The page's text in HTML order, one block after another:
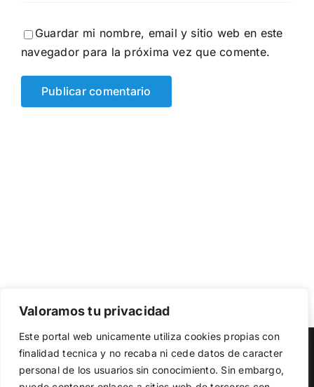
Valoramos tu privacidad
Este portal web unicamente utiliza cookies propias con
finalidad tecnica y no recaba ni cede datos de caracter
personal de los usuarios sin conocimiento. Sin embargo,
Guardar mi nombre, email y sitio web en este
navegador para la próxima vez que comente.
Copyright 2023 |Democracia Nacional | All Rights Reserved
Facebook
TwitterInstagram
el funcionamiento de la web, medir su uso y mejorar
nuestros servicios. Puede aceptar todas las cookies,
rechazar las no necesarias o configurar sus preferencias.